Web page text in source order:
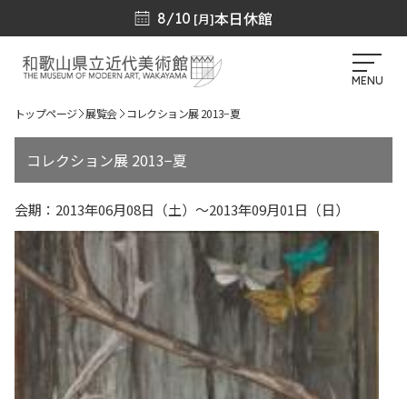
8/10 [月]本日休館
MENU
トップページ 展覧会 コレクション展 2013−夏
コレクション展 2013−夏
会期：2013年06月08日（土）～2013年09月01日（日）